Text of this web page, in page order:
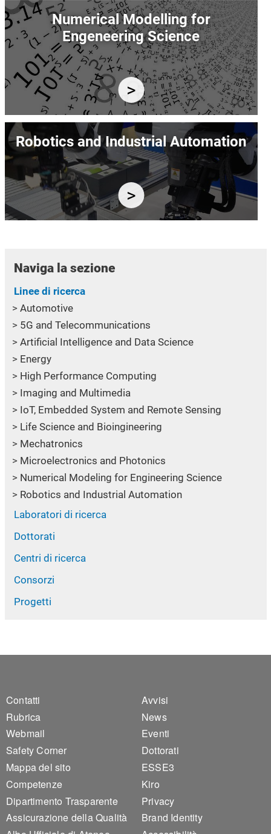
Immagine
Numerical Modelling for
Engeneering Science
Immagine
Robotics and Industrial Automation
Naviga la sezione
Linee di ricerca
Automotive
5G and Telecommunications
Artificial Intelligence and Data Science
Energy
High Performance Computing
Imaging and Multimedia
IoT, Embedded System and Remote Sensing
Life Science and Bioingineering
Mechatronics
Microelectronics and Photonics
Numerical Modeling for Engineering Science
Robotics and Industrial Automation
Laboratori di ricerca
Dottorati
Centri di ricerca
Consorzi
Progetti
Footer 1
Contatti
Rubrica
Webmail
Safety Corner
Mappa del sito
Competenze
Dipartimento Trasparente
Assicurazione della Qualità
Footer 2
Avvisi
News
Eventi
Dottorati
ESSE3
Kiro
Privacy
Brand Identity